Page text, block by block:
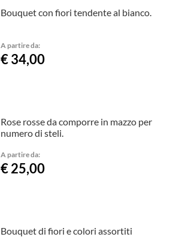
Bouquet con fiori tendente al bianco.
A partire da:
€ 34,00
Rose rosse da comporre in mazzo per
numero di steli.
A partire da:
€ 25,00
Bouquet di fiori e colori assortiti